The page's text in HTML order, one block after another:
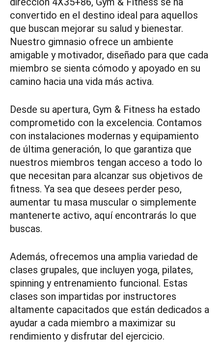
convertido en el destino ideal para aquellos
que buscan mejorar su salud y bienestar.
Nuestro gimnasio ofrece un ambiente
amigable y motivador, diseñado para que cada
miembro se sienta cómodo y apoyado en su
camino hacia una vida más activa.
Desde su apertura, Gym & Fitness ha estado
comprometido con la excelencia. Contamos
con instalaciones modernas y equipamiento
de última generación, lo que garantiza que
nuestros miembros tengan acceso a todo lo
que necesitan para alcanzar sus objetivos de
fitness. Ya sea que desees perder peso,
aumentar tu masa muscular o simplemente
mantenerte activo, aquí encontrarás lo que
buscas.
Además, ofrecemos una amplia variedad de
clases grupales, que incluyen yoga, pilates,
spinning y entrenamiento funcional. Estas
clases son impartidas por instructores
altamente capacitados que están dedicados a
ayudar a cada miembro a maximizar su
rendimiento y disfrutar del ejercicio.